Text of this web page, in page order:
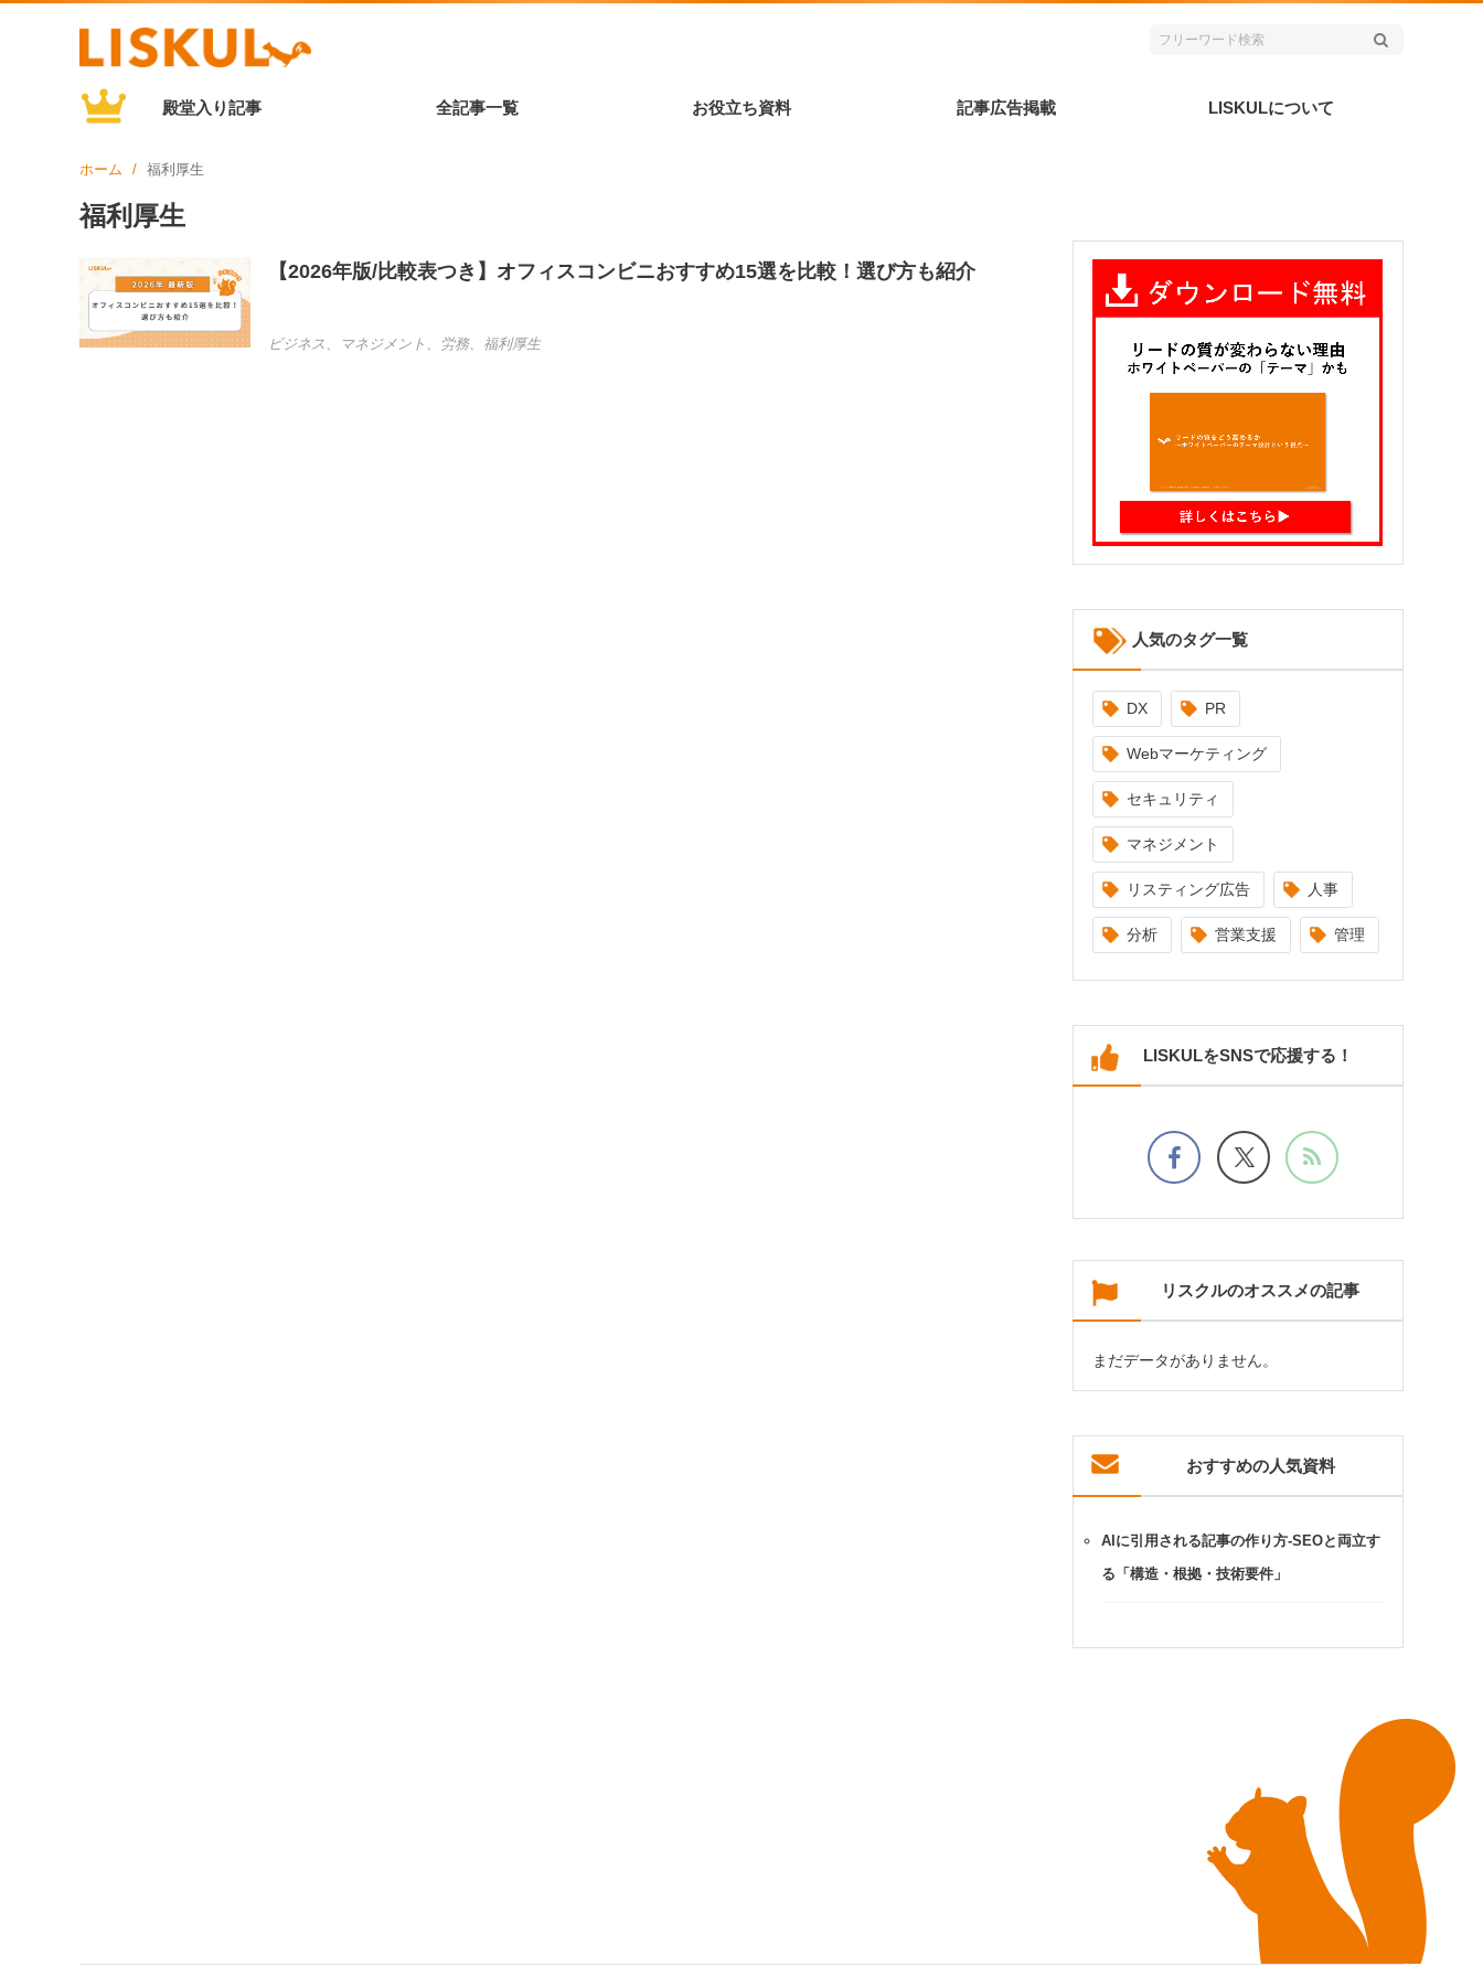
殿堂入り記事 全記事一覧 お役立ち資料 記事広告掲載 LISKULについて
ホーム 福利厚生
福利厚生
【2026年版/比較表つき】オフィスコンビニおすすめ15選を比較！選び方も紹介
ビジネス 、 マネジメント 、 労務、 福利厚生
人気のタグ一覧
DX PR
Webマーケティング
セキュリティ
マネジメント
リスティング広告 人事
分析 営業支援 管理
LISKULをSNSで応援する！
リスクルのオススメの記事
まだデータがありません。
おすすめの人気資料
AIに引用される記事の作り方-SEOと両立す
る「構造・根拠・技術要件」